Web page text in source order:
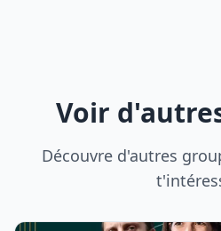
Voir
Découvre d'autres